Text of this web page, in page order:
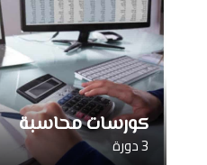
كورسات محاسبة
3 دورة